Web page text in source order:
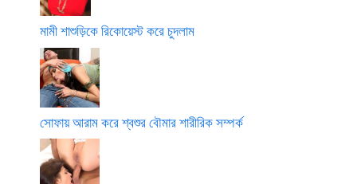
মামী শাশুড়িকে রিকোয়েস্ট করে চুদলাম
সোফায় আরাম করে শ্বশুর বৌমার শারীরিক সম্পর্ক